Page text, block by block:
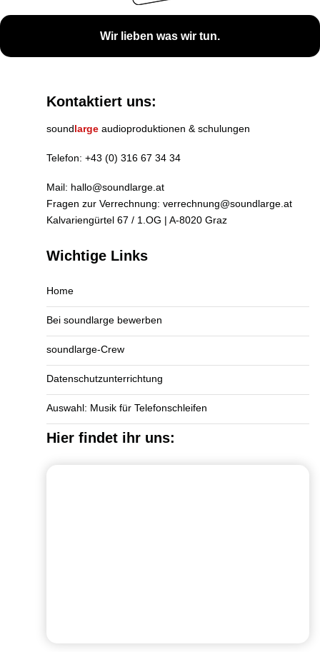
Wir lieben was wir tun.
Kontaktiert uns:
soundlarge audioproduktionen & schulungen
Telefon: +43 (0) 316 67 34 34
Mail: hallo@soundlarge.at
Fragen zur Verrechnung: verrechnung@soundlarge.at
Kalvariengürtel 67 / 1.OG | A-8020 Graz
Wichtige Links
Home
Bei soundlarge bewerben
soundlarge-Crew
Datenschutzunterrichtung
Auswahl: Musik für Telefonschleifen
Hier findet ihr uns: